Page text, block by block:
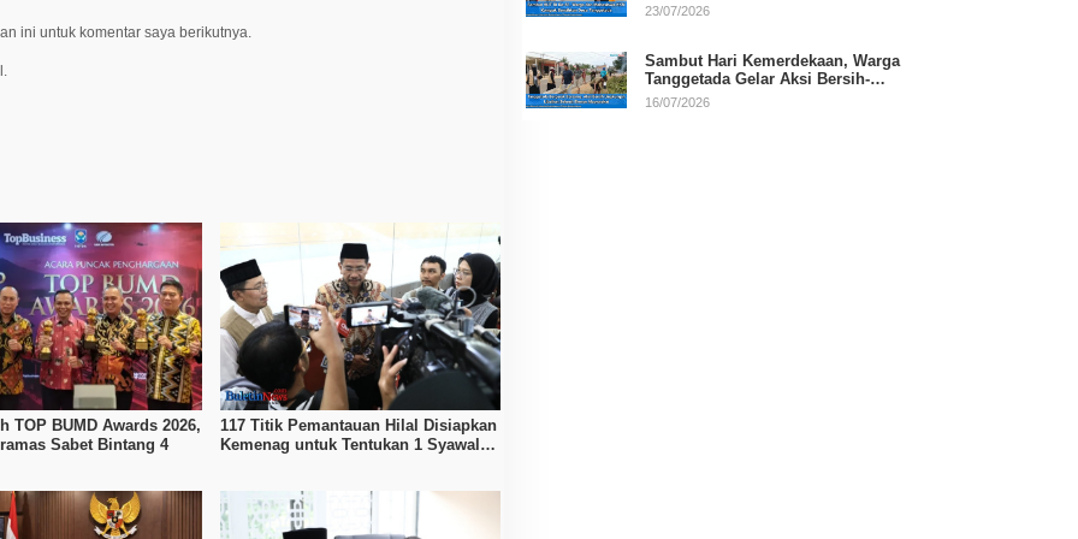
ini untuk komentar saya berikutnya.
TOP BUMD Awards 2026,
Sabet Bintang 4
117 Titik Pemantauan Hilal Disiapkan
Kemenag untuk Tentukan 1 Syawal
RI
23/07/2026
Sambut Hari Kemerdekaan, Warga
Tanggetada Gelar Aksi Bersih-
Bersih Desa
16/07/2026